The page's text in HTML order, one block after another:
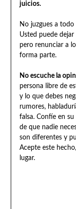
juicios.
No juzgues a
Usted puede
pero renunciar a
forma parte.
No escuche la
persona libre de
y lo que debes
rumores,
falsa. Confíe en
de que nadie
son diferentes y
Acepte este
lugar.